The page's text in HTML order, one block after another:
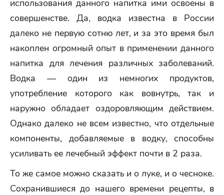
использования данного напитка ими освоены в
совершенстве. Да, водка известна в России
далеко не первую сотню лет, и за это время был
накоплен огромный опыт в применении данного
напитка для лечения различных заболеваний.
Водка — один из немногих продуктов,
употребление которого как вовнутрь, так и
наружно обладает оздоровляющим действием.
Однако далеко не всем известно, что отдельные
компоненты, добавляемые в водку, способны
усиливать ее лечебный эффект почти в 2 раза.
То же самое можно сказать и о луке, и о чесноке.
Сохранившиеся до нашего времени рецепты, в